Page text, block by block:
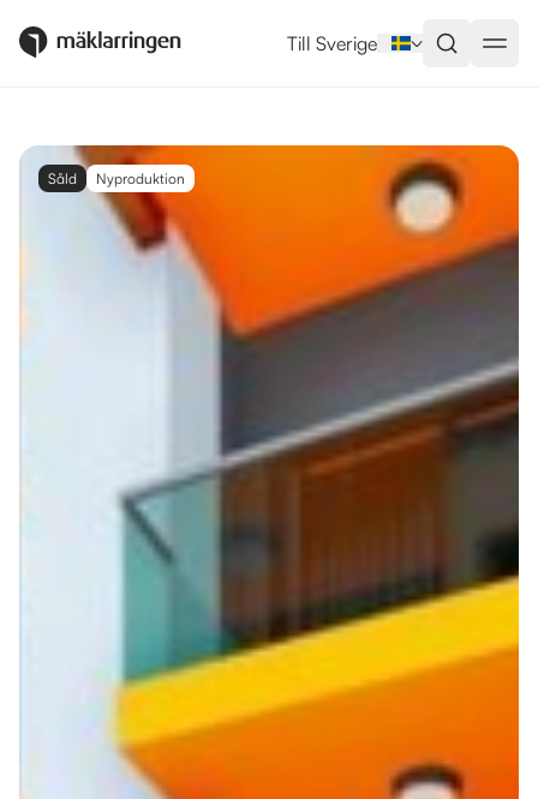
Till Sverige
Såld Nyproduktion